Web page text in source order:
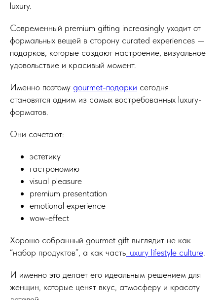
luxury.
Современный premium gifting increasingly уходит от
формальных вещей в сторону curated experiences —
подарков, которые создают настроение, визуальное
удовольствие и красивый момент.
Именно поэтому gourmet-подарки сегодня
становятся одним из самых востребованных luxury-
форматов.
Они сочетают:
эстетику
гастрономию
visual pleasure
premium presentation
emotional experience
wow-effect
Хорошо собранный gourmet gift выглядит не как
“набор продуктов”, а как часть luxury lifestyle culture
И именно это делает его идеальным решением для
женщин, которые ценят вкус, атмосферу и красоту